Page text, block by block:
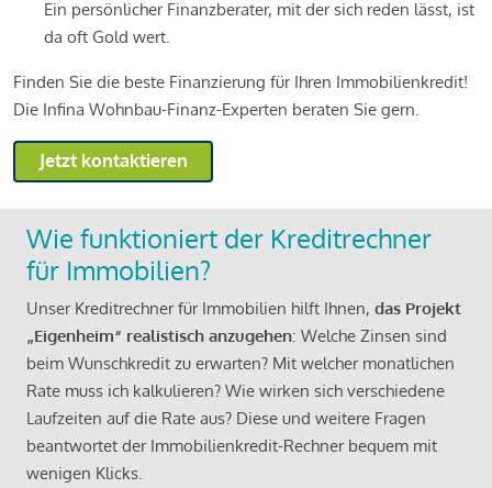
Ein persönlicher Finanzberater, mit der sich reden lässt, ist
da oft Gold wert.
Finden Sie die beste Finanzierung für Ihren Immobilienkredit!
Die Infina Wohnbau-Finanz-Experten beraten Sie gern.
Jetzt kontaktieren
Wie funktioniert der Kreditrechner
für Immobilien?
Unser Kreditrechner für Immobilien hilft Ihnen, das Projekt
„Eigenheim“ realistisch anzugehen: Welche Zinsen sind
beim Wunschkredit zu erwarten? Mit welcher monatlichen
Rate muss ich kalkulieren? Wie wirken sich verschiedene
Laufzeiten auf die Rate aus? Diese und weitere Fragen
beantwortet der Immobilienkredit-Rechner bequem mit
wenigen Klicks.